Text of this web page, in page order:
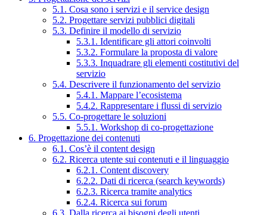
5.1. Cosa sono i servizi e il service design
5.2. Progettare servizi pubblici digitali
5.3. Definire il modello di servizio
5.3.1. Identificare gli attori coinvolti
5.3.2. Formulare la proposta di valore
5.3.3. Inquadrare gli elementi costitutivi del
servizio
5.4. Descrivere il funzionamento del servizio
5.4.1. Mappare l’ecosistema
5.4.2. Rappresentare i flussi di servizio
5.5. Co-progettare le soluzioni
5.5.1. Workshop di co-progettazione
6. Progettazione dei contenuti
6.1. Cos’è il content design
6.2. Ricerca utente sui contenuti e il linguaggio
6.2.1. Content discovery
6.2.2. Dati di ricerca (search keywords)
6.2.3. Ricerca tramite analytics
6.2.4. Ricerca sui forum
6.3. Dalla ricerca ai bisogni degli utenti